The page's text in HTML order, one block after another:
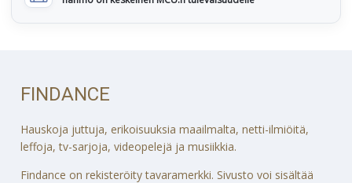
FINDANCE
Hauskoja juttuja, erikoisuuksia maailmalta, netti-ilmiöitä,
leffoja, tv-sarjoja, videopelejä ja musiikkia.
Findance on rekisteröity tavaramerkki. Sivusto voi sisältää